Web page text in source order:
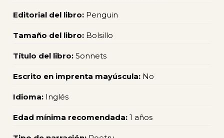
Editorial del libro: Penguin
Tamaño del libro: Bolsillo
Título del libro: Sonnets
Escrito en imprenta mayúscula: No
Idioma: Inglés
Edad mínima recomendada: 1 años